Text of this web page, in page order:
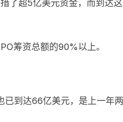
了超5亿美元资金，而到达
筹资总额的90%以上。
已到达66亿美元，是上一年